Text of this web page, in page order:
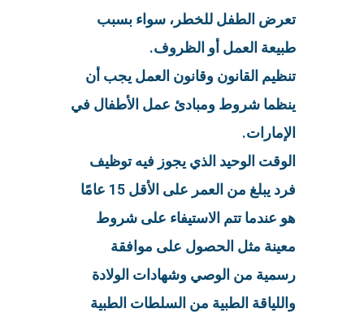
تعرض الطفل للخطر، سواء بسبب
طبيعة العمل أو الظروف.
تنظيم القانون وقانون العمل يجب أن
ينظما شروط ومبادئ عمل الأطفال في
الإمارات.
الوقت الوحيد الذي يجوز فيه توظيف
فرد يبلغ من العمر على الأقل 15 عامًا
هو عندما تتم الاستيفاء على شروط
معينة مثل الحصول على موافقة
رسمية من الوصي وشهادات الولادة
واللياقة الطبية من السلطات الطبية